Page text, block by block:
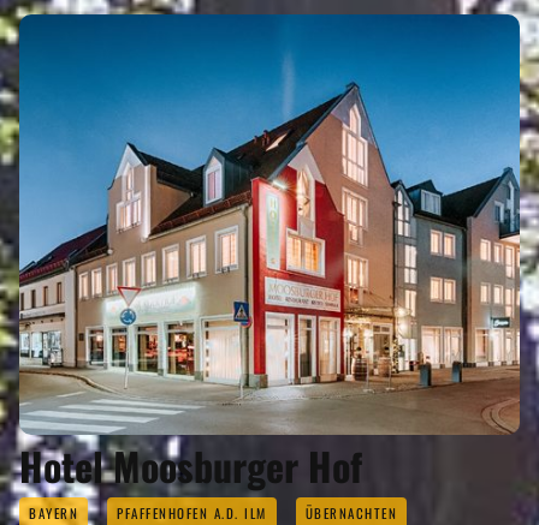
Hotel Moosburger Hof
BAYERN PFAFFENHOFEN A.D. ILM ÜBERNACHTEN